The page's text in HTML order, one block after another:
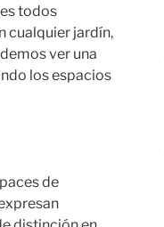
todos
cualquier jardín,
ver una
los espacios
de